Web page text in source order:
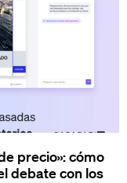
precio»: cómo
debate con los